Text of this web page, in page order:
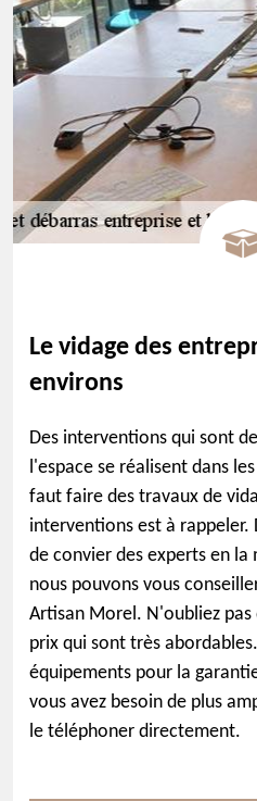
Le vidage des
environs
Des interventions qui sont
l'espace se réalisent dans
faut faire des travaux de
interventions est à rappeler.
de convier des experts en
nous pouvons vous
Artisan Morel. N'oubliez
prix qui sont très
équipements pour la
vous avez besoin de plus
le téléphoner directement.